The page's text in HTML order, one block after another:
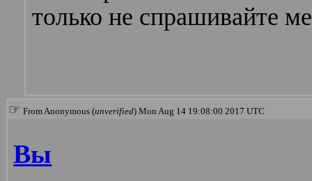
только не спрашивайте
☞ From Anonymous (unverified) Mon Aug 14 19:08:00 2017 UTC
Вы